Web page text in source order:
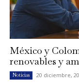
México y
renovables y
Noticias 20 diciembre,